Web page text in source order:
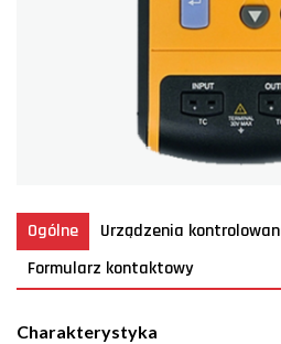
Ogólne
Urządzenia
Formularz kontaktowy
Charakterystyka